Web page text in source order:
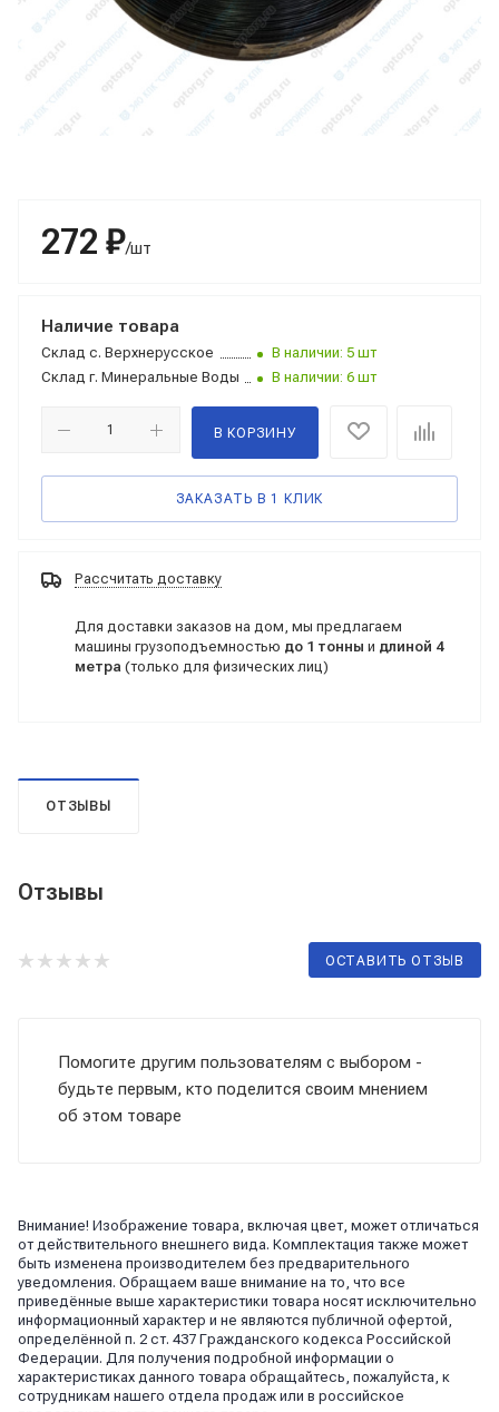
272 ₽/шт
Наличие товара
Склад с. Верхнерусское
В наличии: 5 шт
Склад г. Минеральные Воды В наличии: 6 шт
В КОРЗИНУ
ЗАКАЗАТЬ В 1 КЛИК
Рассчитать доставку
Для доставки заказов на дом, мы предлагаем
машины грузоподъемностью до 1 тонны и длиной 4
метра (только для физических лиц)
ОТЗЫВЫ
Отзывы
ОСТАВИТЬ ОТЗЫВ
Помогите другим пользователям с выбором -
будьте первым, кто поделится своим мнением
об этом товаре
Внимание! Изображение товара, включая цвет, может отличаться
от действительного внешнего вида. Комплектация также может
быть изменена производителем без предварительного
уведомления. Обращаем ваше внимание на то, что все
приведённые выше характеристики товара носят исключительно
информационный характер и не являются публичной офертой,
определённой п. 2 ст. 437 Гражданского кодекса Российской
Федерации. Для получения подробной информации о
характеристиках данного товара обращайтесь, пожалуйста, к
сотрудникам нашего отдела продаж или в российское